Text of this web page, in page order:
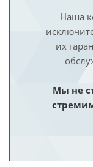
Наша
их
Мы не